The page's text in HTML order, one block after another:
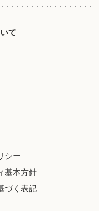
て
シー
基本方針
づく表記